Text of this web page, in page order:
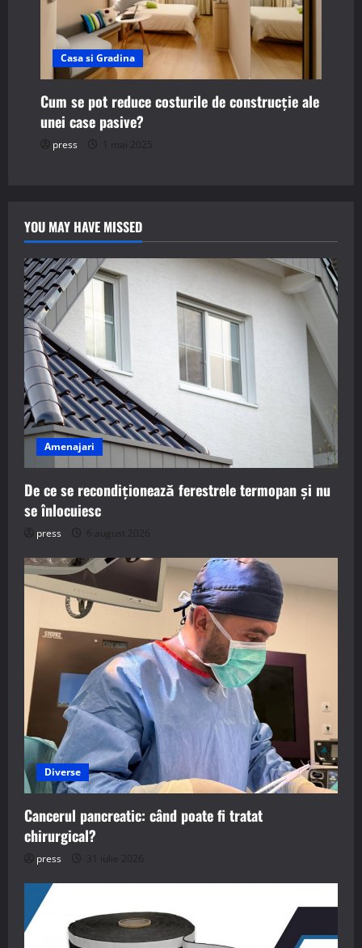
Casa si Gradina
Cum se pot reduce costurile de construcție ale
unei case pasive?
press 1 mai 2025
YOU MAY HAVE MISSED
Amenajari
De ce se recondiționează ferestrele termopan și nu
se înlocuiesc
press 6 august 2026
Diverse
Cancerul pancreatic: când poate fi tratat
chirurgical?
press 31 iulie 2026